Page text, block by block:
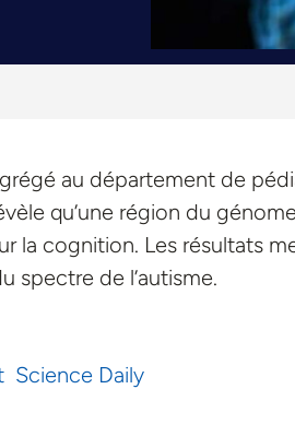
au département de
qu’une région du
la cognition. Les résultats
spectre de l’autisme.
Science Daily